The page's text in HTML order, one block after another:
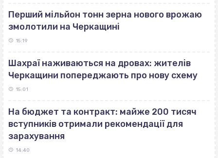
Перший мільйон тонн зерна нового врожаю
змолотили на Черкащині
15:19
Шахраї наживаються на дровах: жителів
Черкащини попереджають про нову схему
15:01
На бюджет та контракт: майже 200 тисяч
вступників отримали рекомендації для
зарахування
14:40